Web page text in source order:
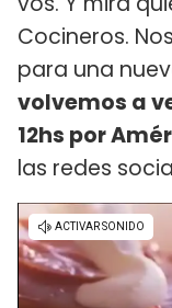
Cocineros.
para una
volvemos a
12hs por
las redes